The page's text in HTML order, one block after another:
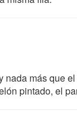
nada más que
pintado, el